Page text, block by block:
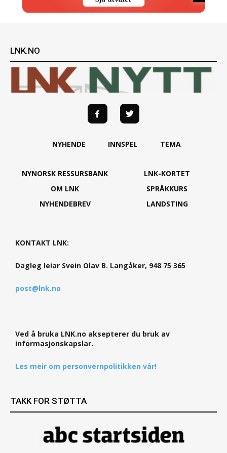
LNK.NO
NYHENDE INNSPEL TEMA
NYNORSK RESSURSBANK
OM LNK
NYHENDEBREV
LNK-KORTET
SPRÅKKURS
LANDSTING
KONTAKT LNK:
Dagleg leiar Svein Olav B. Langåker, 948 75 365
post@lnk.no
Ved å bruka LNK.no aksepterer du bruk av
informasjonskapslar.
Les meir om personvernpolitikken vår!
TAKK FOR STØTTA